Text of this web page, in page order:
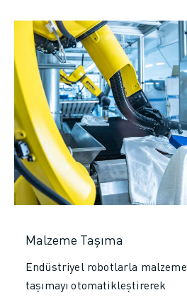
Malzeme Taşıma
Endüstriyel robotlarla malzeme
taşımayı otomatikleştirerek